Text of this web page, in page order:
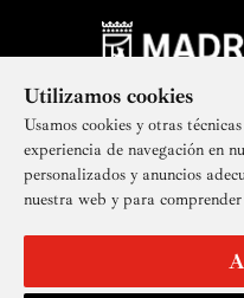
Utilizamos cookies
Usamos cookies y otras
experiencia de navegación en
personalizados y anuncios
nuestra web y para